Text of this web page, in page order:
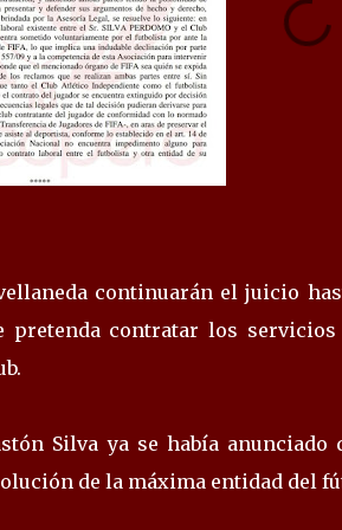
continuarán el juicio
pretenda contratar los
Silva ya se había
de la máxima entidad del